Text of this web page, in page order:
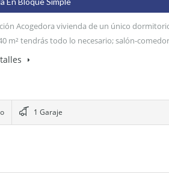
Acogedora vivienda de un único
m² tendrás todo lo necesario; salón-
1 Garaje